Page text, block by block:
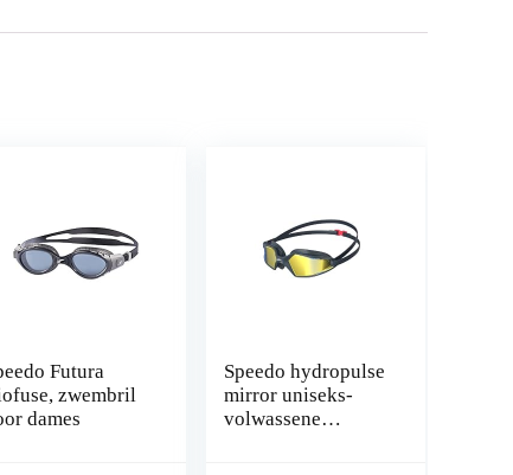
Futura
zwembril
dames
Speedo hydropulse
mirror uniseks-
volwassene